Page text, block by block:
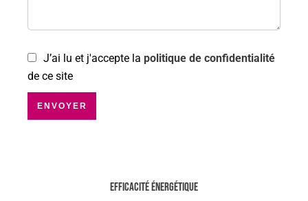
J’ai lu et j'accepte la politique de confidentialité
de ce site
ENVOYER
Efficacité énergétique